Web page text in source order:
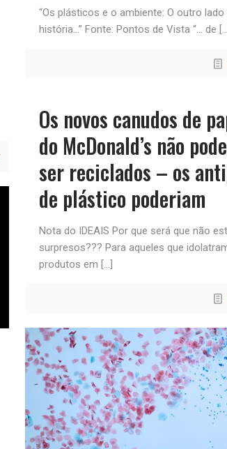
“Os plásticos e o ambiente: O outro lado
história…” Fonte: Pontos de Vista “… de
Os novos canudos de
do McDonald’s não
ser reciclados – os
de plástico poderiam
Nota do IDEAIS Por que será que não
surpresos??? Para aqueles que
produtos em […]